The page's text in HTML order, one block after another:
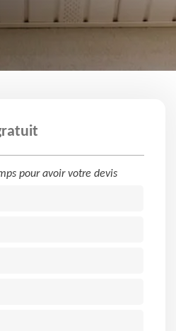
pour avoir votre devis